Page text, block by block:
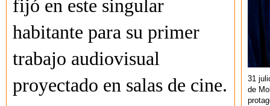
fijó en este singular
habitante para su primer
trabajo audiovisual
proyectado en salas de cine.
31
de